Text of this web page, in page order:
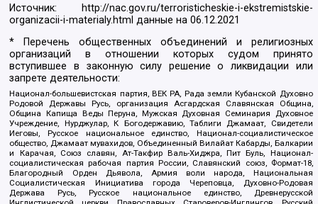
Источник:
http://nac.gov.ru/terroristicheskie-i-ekstremistskie-
organizacii-i-materialy.html данные на06.12.2021
* Перечень общественных объединений и религиозных
организаций в отношении которых судом принято
вступившее в законную силу решение о ликвидации или
запрете деятельности:
Национал-большевистская партия, ВЕК РА, Рада земли Кубанской Духовно
Родовой Державы Русь, организация Асгардская Славянская Община,
Община Капища Веды Перуна, Мужская Духовная Семинария Духовное
Учреждение, Нурджулар, К Богодержавию, Таблиги Джамаат, Свидетели
Иеговы, Русское национальное единство, Национал-социалистическое
общество, Джамаат мувахидов, Объединенный Вилайат Кабарды, Балкарии
и Карачая, Союз славян, Ат-Такфир Валь-Хиджра, Пит Буль, Национал-
социалистическая рабочая партия России, Славянский союз, Формат-18,
Благородный Орден Дьявола, Армия воли народа, Национальная
Социалистическая Инициатива города Череповца, Духовно-Родовая
Держава Русь, Русское национальное единство, Древнерусской